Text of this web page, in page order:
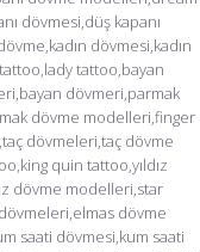
dövmesi,düş kapanı
dövmesi,kadın
tattoo,bayan
dövmeri,parmak
dövme modelleri,finger
dövmeleri,taç dövme
quin tattoo,yıldız
dövme modelleri,star
dövme
saati dövmesi,kum saati